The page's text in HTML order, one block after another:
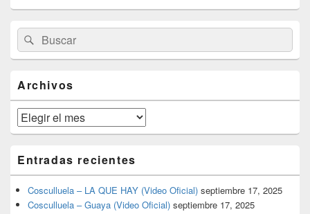
área
de
widget
lateral
primaria
Buscar
por:
Buscar
Archivos
Archivos
Entradas recientes
Cosculluela – LA QUE HAY (Video Oficial) septiembre 17, 2025
Cosculluela – Guaya (Video Oficial) septiembre 17, 2025